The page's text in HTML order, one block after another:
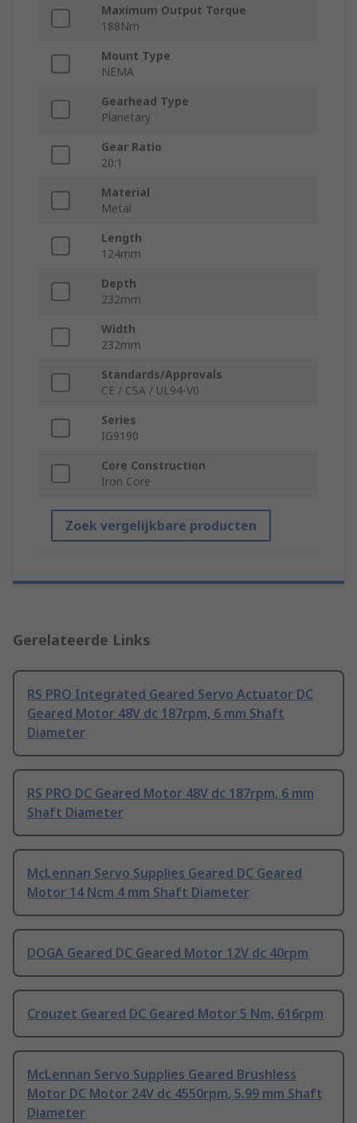
Maximum Output Torque
188Nm
Mount Type
NEMA
Gearhead Type
Planetary
Gear Ratio
20:1
Material
Metal
Length
124mm
Depth
232mm
Width
232mm
Standards/Approvals
CE / CSA / UL94-V0
Series
IG9190
Core Construction
Iron Core
Zoek vergelijkbare producten
Gerelateerde Links
RS PRO Integrated Geared Servo Actuator DC
Geared Motor 48V dc 187rpm, 6 mm Shaft
Diameter
RS PRO DC Geared Motor 48V dc 187rpm, 6 mm
Shaft Diameter
McLennan Servo Supplies Geared DC Geared
Motor 14 Ncm 4 mm Shaft Diameter
DOGA Geared DC Geared Motor 12V dc 40rpm
Crouzet Geared DC Geared Motor 5 Nm, 616rpm
McLennan Servo Supplies Geared Brushless
Motor DC Motor 24V dc 4550rpm, 5.99 mm Shaft
Diameter